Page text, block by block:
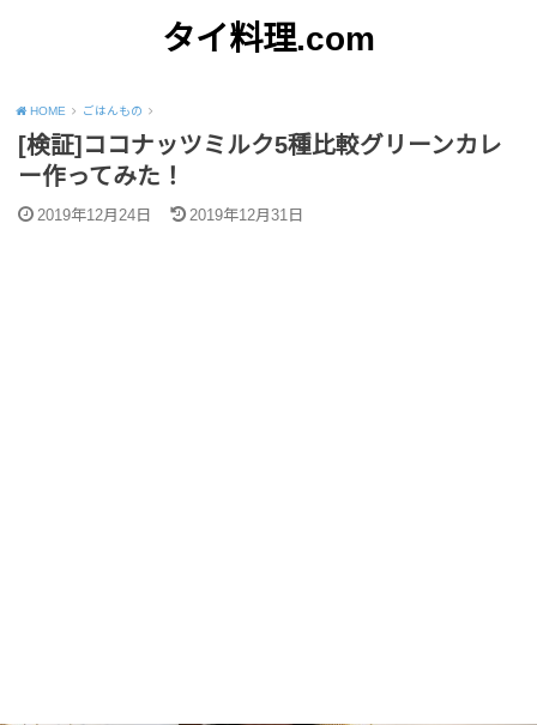
タイ料理.com
HOME ごはんもの
[検証]ココナッツミルク5種比較グリーンカレ
ー作ってみた！
2019年12月24日 2019年12月31日